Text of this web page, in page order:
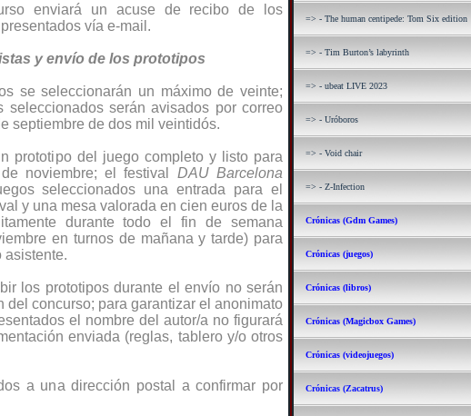
enviará un acuse de recibo de los
vía e-mail.
y envío de los prototipos
se seleccionarán un máximo de veinte;
seleccionados serán avisados por correo
septiembre de dos mil veintidós.
prototipo del juego completo y listo para
noviembre; el festival DAU Barcelona
seleccionados una entrada para el
y una mesa valorada en cien euros de la
durante todo el fin de semana
en turnos de mañana y tarde) para
asistente.
los prototipos durante el envío no serán
del concurso; para garantizar el anonimato
el nombre del autor/a no figurará
enviada (reglas, tablero y/o otros
a una dirección postal a confirmar por
=> - The human centipede: Tom Six edition
=> - Tim Burton’s labyrinth
=> - ubeat LIVE 2023
=> - Uróboros
=> - Void chair
=> - Z-Infection
Crónicas (Gdm Games)
Crónicas (juegos)
Crónicas (libros)
Crónicas (Magicbox Games)
Crónicas (videojuegos)
Crónicas (Zacatrus)